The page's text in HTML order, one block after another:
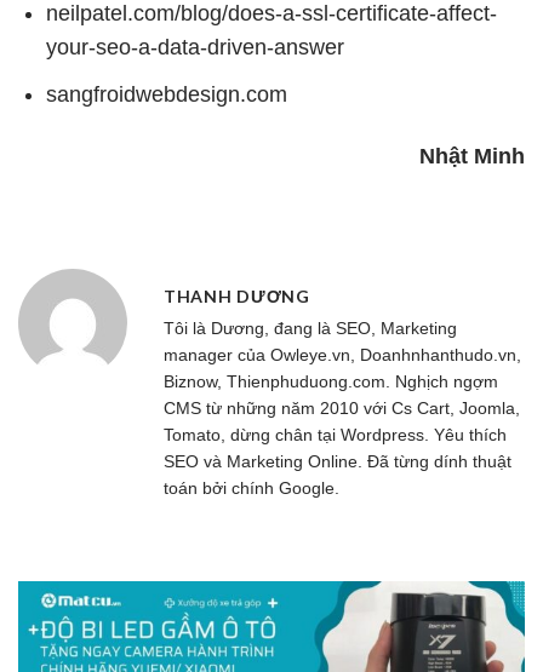
neilpatel.com/blog/does-a-ssl-certificate-affect-
your-seo-a-data-driven-answer
sangfroidwebdesign.com
Nhật Minh
THANH DƯƠNG
Tôi là Dương, đang là SEO, Marketing
manager của Owleye.vn , Doanhnhanthudo.vn,
Biznow, Thienphuduong.com. Nghịch ngợm
CMS từ những năm 2010 với Cs Cart, Joomla,
Tomato, dừng chân tại Wordpress. Yêu thích
SEO và Marketing Online. Đã từng dính thuật
toán bởi chính Google.